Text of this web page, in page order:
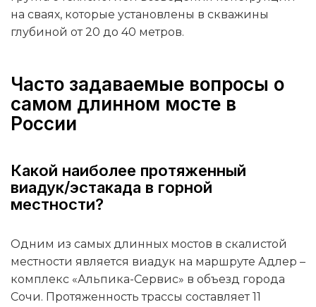
на сваях, которые установлены в скважины
глубиной от 20 до 40 метров.
Часто задаваемые вопросы о
самом длинном мосте в
России
Какой наиболее протяженный
виадук/эстакада в горной
местности?
Одним из самых длинных мостов в скалистой
местности является виадук на маршруте Адлер –
комплекс «Альпика-Сервис» в объезд города
Сочи. Протяженность трассы составляет 11